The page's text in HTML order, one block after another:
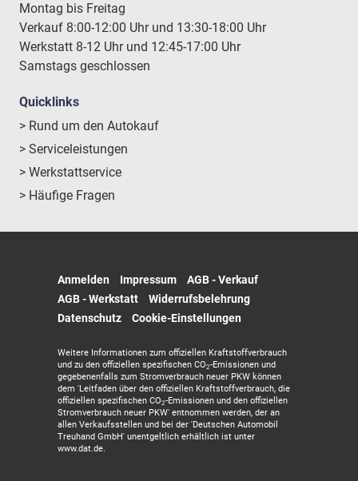
Montag bis Freitag
Verkauf 8:00-12:00 Uhr und 13:30-18:00 Uhr
Werkstatt 8-12 Uhr und 12:45-17:00 Uhr
Samstags geschlossen
Quicklinks
> Rund um den Autokauf
> Serviceleistungen
> Werkstattservice
> Häufige Fragen
Anmelden Impressum
AGB - Verkauf
AGB - Werkstatt
Widerrufsbelehrung
Datenschutz
Cookie-Einstellungen
Weitere Informationen zum offiziellen Kraftstoffverbrauch
und zu den offiziellen spezifischen CO2-Emissionen und
gegebenenfalls zum Stromverbrauch neuer PKW können
dem 'Leitfaden über den offiziellen Kraftstoffverbrauch, die
offiziellen spezifischen CO2-Emissionen und den offiziellen
Stromverbrauch neuer PKW' entnommen werden, der an
allen Verkaufsstellen und bei der 'Deutschen Automobil
Treuhand GmbH' unentgeltlich erhältlich ist unter
www.dat.de.